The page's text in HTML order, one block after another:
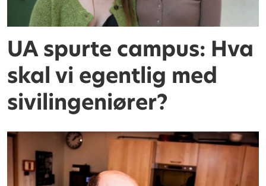
UA spurte campus: Hva
skal vi egentlig med
sivilingeniører?